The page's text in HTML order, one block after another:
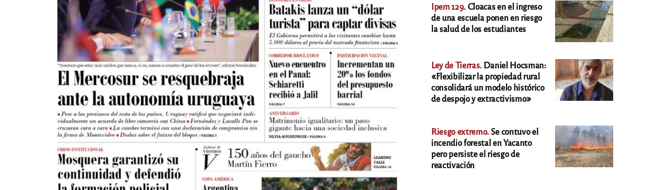
Ipem 129. Cloacas en el ingreso
de una escuela ponen en riesgo
la salud de los estudiantes
Ley de Tierras. Daniel Hocsman:
«Flexibilizar la propiedad rural
consolidará un modelo histórico
de despojo y extractivismo»
Riesgo extremo. Se contuvo el
incendio forestal en Yacanto
pero persiste el riesgo de
reactivación